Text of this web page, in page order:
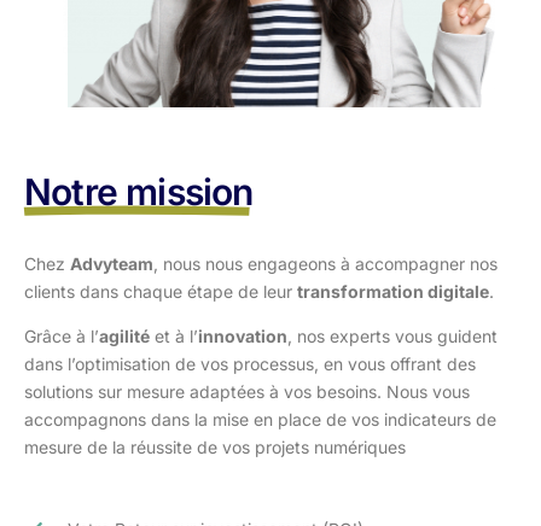
Notre mission
Chez Advyteam , nous nous engageons à accompagner nos
clients dans chaque étape de leur transformation digitale.
Grâce à l’agilité et à l’innovation , nos experts vous guident
dans l’optimisation de vos processus, en vous offrant des
solutions sur mesure adaptées à vos besoins. Nous vous
accompagnons dans la mise en place de vos indicateurs de
mesure de la réussite de vos projets numériques